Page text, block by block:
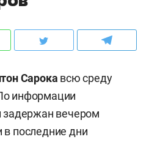
Сарока всю среду
информации
задержан вечером
в последние дни